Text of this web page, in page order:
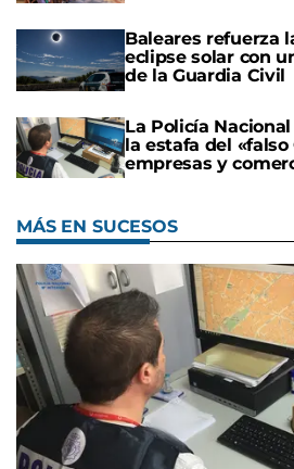
Baleares refuerza
eclipse solar con
de la Guardia Civil
La Policía
la estafa del «falso
empresas y
MÁS EN SUCESOS